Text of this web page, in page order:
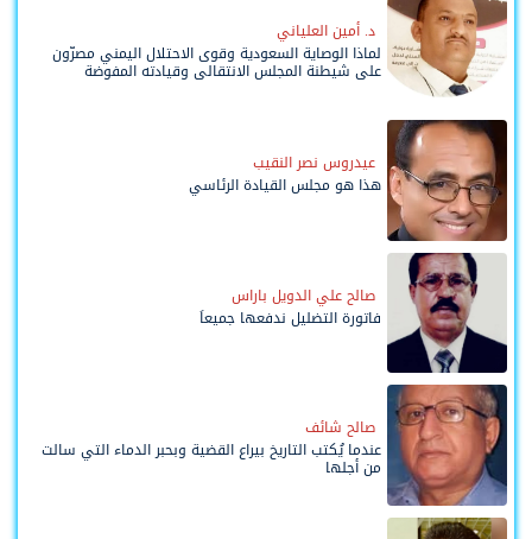
د. أمين العلياني
لماذا الوصاية السعودية وقوى الاحتلال اليمني مصرّون
على شيطنة المجلس الانتقالي وقيادته المفوضة
وحواضنه الشعبية؟
عيدروس نصر النقيب
هذا هو مجلس القيادة الرئاسي
صالح علي الدويل باراس
فاتورة التضليل ندفعها جميعاً
صالح شائف
عندما يُكتب التاريخ بيراع القضية وبحبر الدماء التي سالت
من أجلها